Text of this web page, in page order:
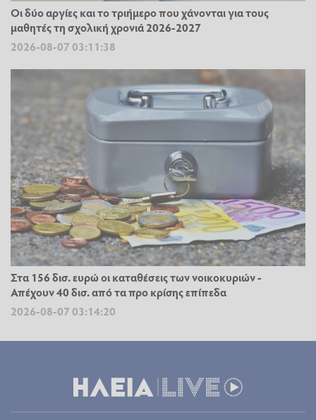
Οι δύο αργίες και το τριήμερο που χάνονται για τους
μαθητές τη σχολική χρονιά 2026-2027
2026-08-07 03:11:38
Στα 156 δισ. ευρώ οι καταθέσεις των νοικοκυριών -
Απέχουν 40 δισ. από τα προ κρίσης επίπεδα
2026-08-07 03:14:20